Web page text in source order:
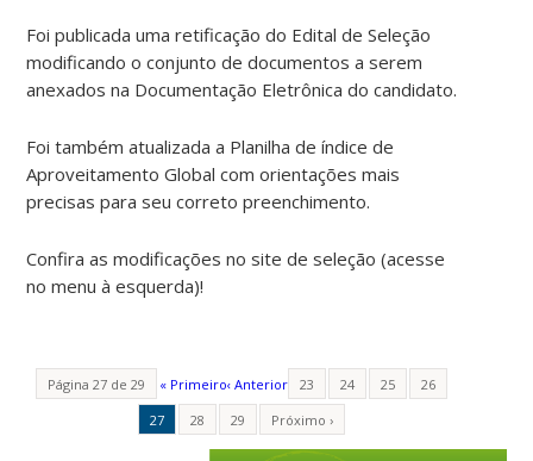
Foi publicada uma retificação do Edital de Seleção
modificando o conjunto de documentos a serem
anexados na Documentação Eletrônica do candidato.
Foi também atualizada a Planilha de índice de
Aproveitamento Global com orientações mais
precisas para seu correto preenchimento.
Confira as modificações no site de seleção (acesse
no menu à esquerda)!
Página 27 de 29 « Primeiro‹ Anterior 23 24 25
26
27
28 29 Próximo ›